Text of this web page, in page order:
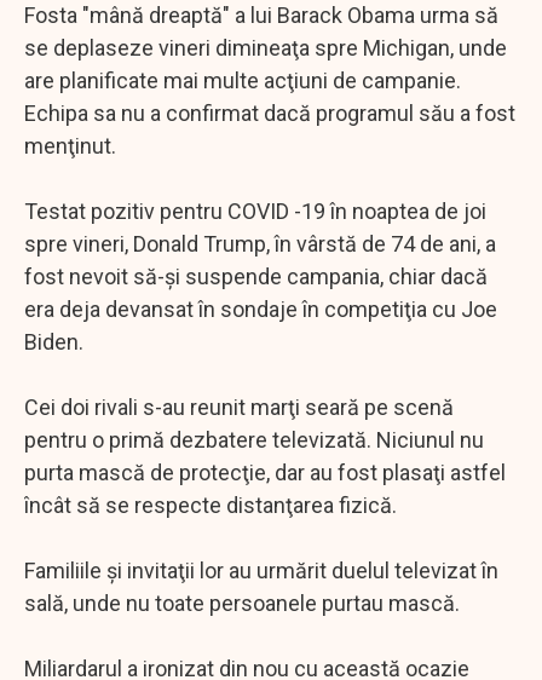
Fosta "mână dreaptă" a lui Barack Obama urma să
se deplaseze vineri dimineaţa spre Michigan, unde
are planificate mai multe acţiuni de campanie.
Echipa sa nu a confirmat dacă programul său a fost
menţinut.
Testat pozitiv pentru COVID -19 în noaptea de joi
spre vineri, Donald Trump, în vârstă de 74 de ani, a
fost nevoit să-şi suspende campania, chiar dacă
era deja devansat în sondaje în competiţia cu Joe
Biden.
Cei doi rivali s-au reunit marţi seară pe scenă
pentru o primă dezbatere televizată. Niciunul nu
purta mască de protecţie, dar au fost plasaţi astfel
încât să se respecte distanţarea fizică.
Familiile şi invitaţii lor au urmărit duelul televizat în
sală, unde nu toate persoanele purtau mască.
Miliardarul a ironizat din nou cu această ocazie